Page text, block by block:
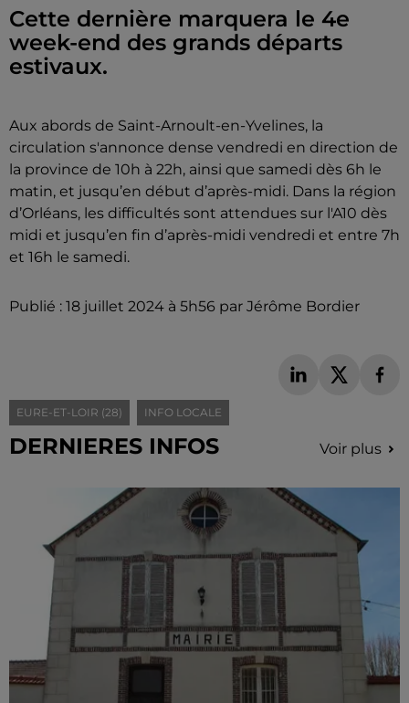
Cette dernière marquera le 4e
week-end des grands départs
estivaux.
Aux abords de Saint-Arnoult-en-Yvelines, la
circulation s'annonce dense vendredi en direction de
la province de 10h à 22h, ainsi que samedi dès 6h le
matin, et jusqu’en début d’après-midi. Dans la région
d’Orléans, les difficultés sont attendues sur l'A10 dès
midi et jusqu’en fin d’après-midi vendredi et entre 7h
et 16h le samedi.
Publié : 18 juillet 2024 à 5h56 par Jérôme Bordier
EURE-ET-LOIR (28) INFO LOCALE
DERNIERES INFOS Voir plus